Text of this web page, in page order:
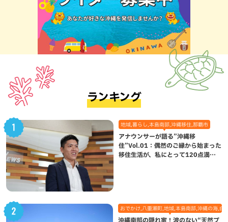
ランキング
地域,暮らし,本島南部,沖縄移住,那覇市
アナウンサーが語る”沖縄移
住”Vol.01：偶然のご縁から始まった
移住生活が、私にとって120点満点
おでかけ,八重瀬町,地域,本島南部,沖縄の海,自
沖縄南部の隠れ家！波のない“天然プ